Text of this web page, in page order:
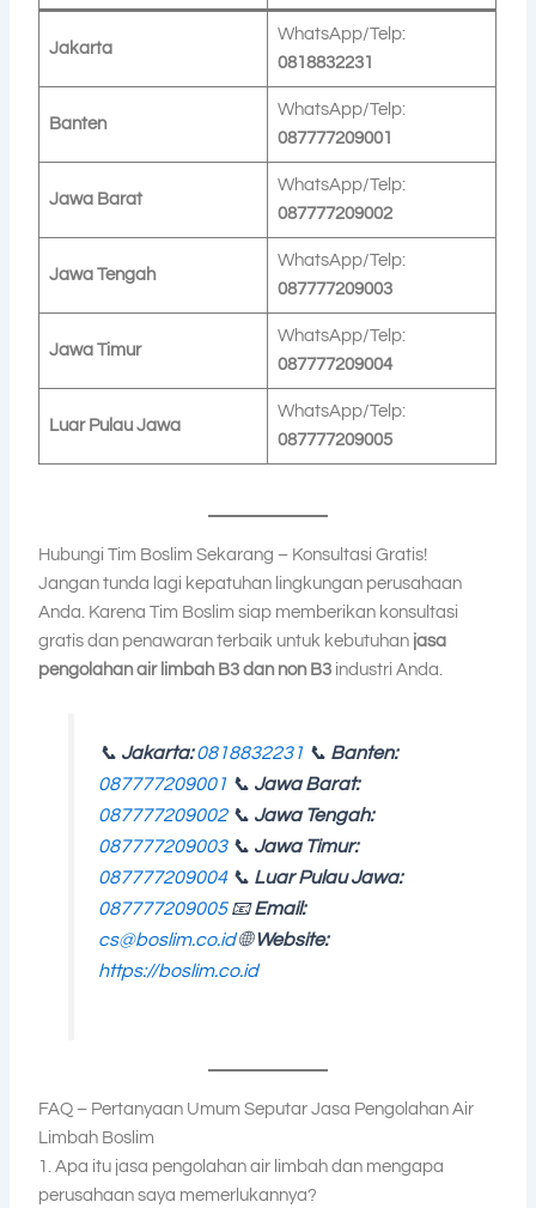
Jakarta
WhatsApp/Telp:
0818832231
Banten
WhatsApp/Telp:
087777209001
Jawa Barat
WhatsApp/Telp:
087777209002
Jawa Tengah
WhatsApp/Telp:
087777209003
Jawa Timur
WhatsApp/Telp:
087777209004
Luar Pulau Jawa
WhatsApp/Telp:
087777209005
Hubungi Tim Boslim Sekarang – Konsultasi Gratis!
Jangan tunda lagi kepatuhan lingkungan perusahaan
Anda. Karena Tim Boslim siap memberikan konsultasi
gratis dan penawaran terbaik untuk kebutuhan jasa
pengolahan air limbah B3 dan non B3 industri Anda.
📞 Jakarta: 0818832231📞 Banten:
087777209001📞 Jawa Barat:
087777209002📞 Jawa Tengah:
087777209003📞 Jawa Timur:
087777209004📞 Luar Pulau Jawa:
087777209005📧Email:
cs@boslim.co.id🌐Website:
https://boslim.co.id
FAQ – Pertanyaan Umum Seputar Jasa Pengolahan Air
Limbah Boslim
1. Apa itu jasa pengolahan air limbah dan mengapa
perusahaan saya memerlukannya?